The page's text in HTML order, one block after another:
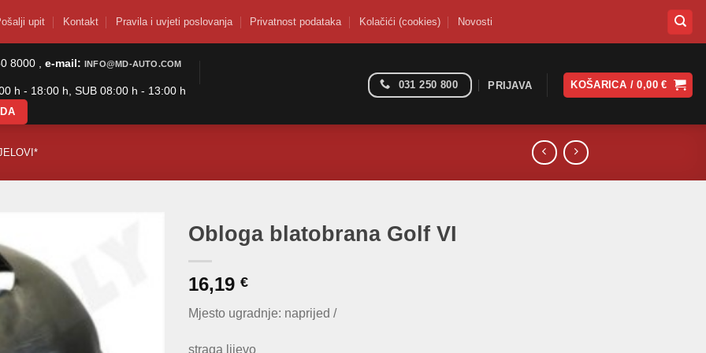
upit Kontakt Pravila i uvjeti poslovanja Privatnost podataka Kolačići (cookies) Novosti
8000 , e-mail: INFO@MD-AUTO.COM
h - 18:00 h, SUB 08:00 h - 13:00 h
031 250 800 PRIJAVA KOŠARICA /0,00€
Obloga blatobrana Golf VI
16,19 €
Mjesto ugradnje: naprijed /
straga lijevo